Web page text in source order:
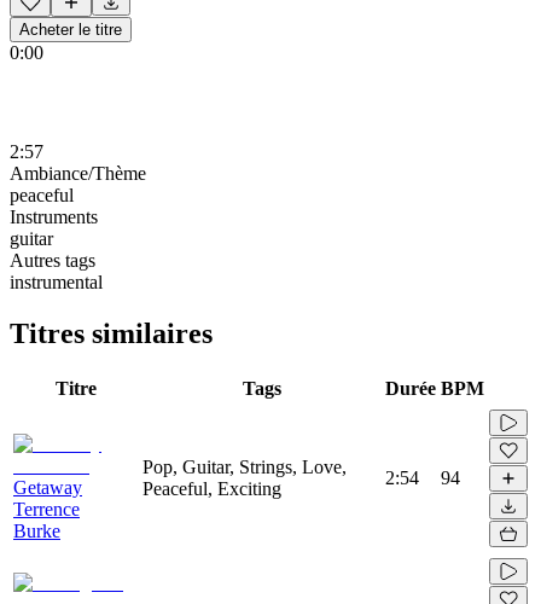
Acheter le titre
0:00
2:57
Ambiance/Thème
peaceful
Instruments
guitar
Autres tags
instrumental
Titres similaires
Titre Tags Durée BPM
Getaway
Terrence
Burke
Pop, Guitar, Strings, Love,
Peaceful, Exciting
2:54 94